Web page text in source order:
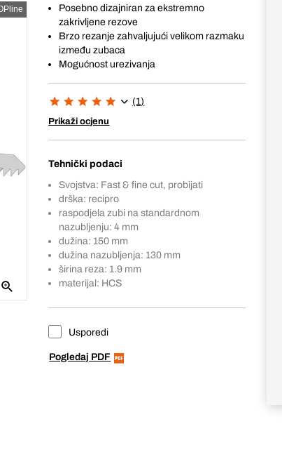
Posebno dizajniran za ekstremno
zakrivljene rezove
Brzo rezanje zahvaljujući velikom razmaku
između zubaca
Mogućnost urezivanja
(1)
Prikaži ocjenu
Tehnički podaci
Svojstva: Fast & fine cut, probijati
drška: recipro
raspodjela zubi na standardnom
nazubljenju: 4 mm
dužina: 150 mm
dužina nazubljenja: 130 mm
širina reza: 1.9 mm
materijal: HCS
Usporedi
Pogledaj PDF